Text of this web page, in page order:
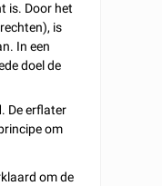
is. Door het
is
In een
doel de
. De erflater
om
om de